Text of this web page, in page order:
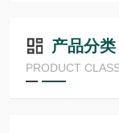
产品分类
PRODUCT